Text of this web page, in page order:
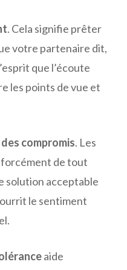
. Cela signifie prêter
votre partenaire dit,
que l’écoute
les points de vue et
compromis. Les
de tout
solution acceptable
le sentiment
aide